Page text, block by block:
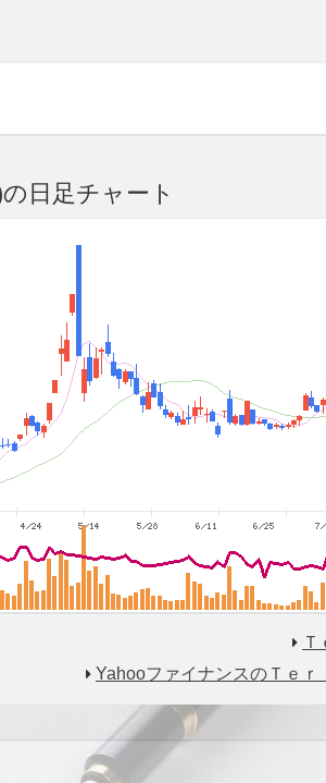
日足チャート
YahooファイナンスのＴｅ